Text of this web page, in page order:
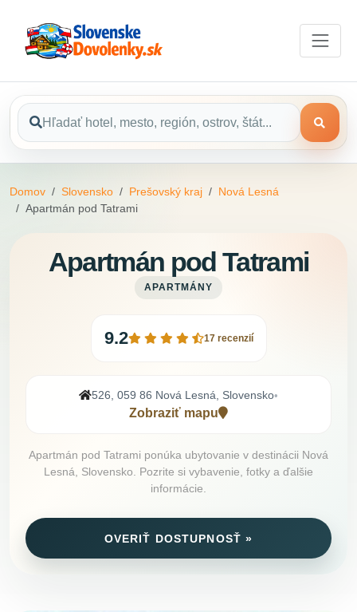
Domov Slovensko Prešovský kraj
Nová Lesná
Apartmán pod Tatrami
Apartmán pod Tatrami
APARTMÁNY
9.2 17 recenzií
526, 059 86 Nová Lesná, Slovensko•
Zobraziť mapu
Apartmán pod Tatrami ponúka ubytovanie v destinácii Nová
Lesná, Slovensko. Pozrite si vybavenie, fotky a ďalšie
informácie.
OVERIŤ DOSTUPNOSŤ »